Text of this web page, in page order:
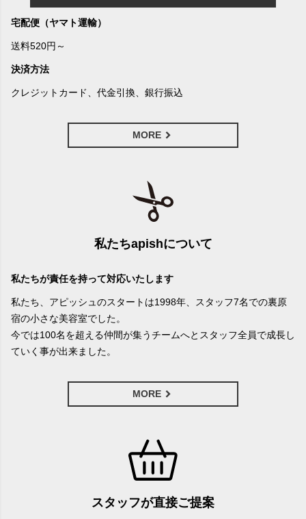
宅配便（ヤマト運輸）
送料520円～
決済方法
クレジットカード、代金引換、銀行振込
MORE
私たちapishについて
私たちが責任を持って対応いたします
私たち、アピッシュのスタートは1998年、スタッフ7名での裏原
宿の小さな美容室でした。
今では100名を超える仲間が集うチームへとスタッフ全員で成長し
ていく事が出来ました。
MORE
スタッフが直接ご提案